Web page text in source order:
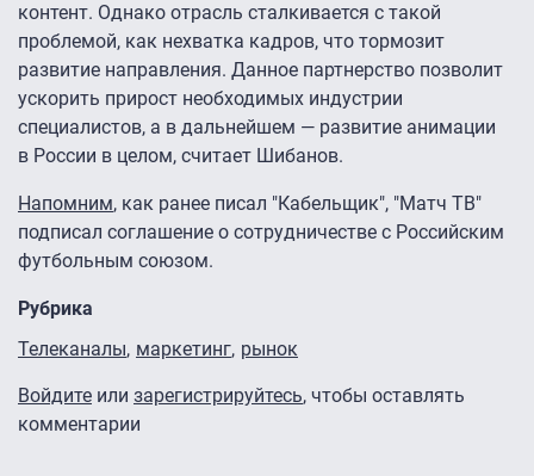
контент. Однако отрасль сталкивается с такой
проблемой, как нехватка кадров, что тормозит
развитие направления. Данное партнерство позволит
ускорить прирост необходимых индустрии
специалистов, а в дальнейшем — развитие анимации
в России в целом, считает Шибанов.
Напомним, как ранее писал "Кабельщик", "Матч ТВ"
подписал соглашение о сотрудничестве с Российским
футбольным союзом.
Рубрика
Телеканалы маркетинг рынок
Войдите или зарегистрируйтесь, чтобы оставлять
комментарии